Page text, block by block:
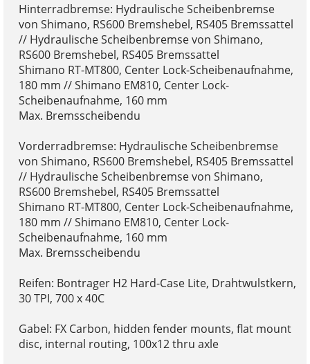
Hinterradbremse: Hydraulische Scheibenbremse
von Shimano, RS600 Bremshebel, RS405 Bremssattel
// Hydraulische Scheibenbremse von Shimano,
RS600 Bremshebel, RS405 Bremssattel
Shimano RT-MT800, Center Lock-Scheibenaufnahme,
180 mm // Shimano EM810, Center Lock-
Scheibenaufnahme, 160 mm
Max. Bremsscheibendu
Vorderradbremse: Hydraulische Scheibenbremse
von Shimano, RS600 Bremshebel, RS405 Bremssattel
// Hydraulische Scheibenbremse von Shimano,
RS600 Bremshebel, RS405 Bremssattel
Shimano RT-MT800, Center Lock-Scheibenaufnahme,
180 mm // Shimano EM810, Center Lock-
Scheibenaufnahme, 160 mm
Max. Bremsscheibendu
Reifen: Bontrager H2 Hard-Case Lite, Drahtwulstkern,
30 TPI, 700 x 40C
Gabel: FX Carbon, hidden fender mounts, flat mount
disc, internal routing, 100x12 thru axle